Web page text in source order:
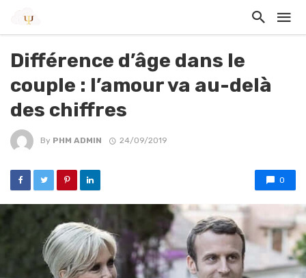
Différence d’âge dans le
couple : l’amour va au-delà
des chiffres
By PHM ADMIN 24/09/2019
0